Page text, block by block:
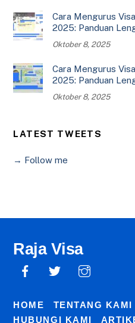
Cara Mengurus
2025: Panduan
Oktober 8, 2025
Cara Mengurus
2025: Panduan
Oktober 8, 2025
LATEST TWEETS
→ Follow me
Raja Visa
HOME TENTANG KAMI
HUBUNGI KAMI